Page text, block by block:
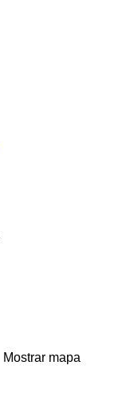
Mostrar mapa